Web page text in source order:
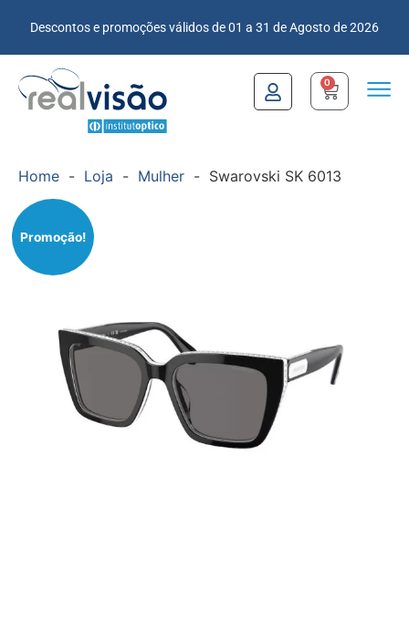
Descontos e promoções válidos de 01 a 31 de Agosto de 2026
0
Home - Loja - Mulher - Swarovski SK 6013
Promoção!